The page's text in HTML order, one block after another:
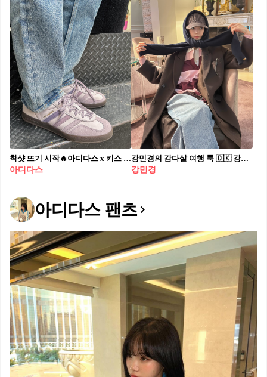
착샷 뜨기 시작🔥아디다스 x 키스 5월 13일 출시된 키스(Kith)와 아디다스(adidas) 협업 아이템이 화제가 되고 있습니다. 스페지알, 삼바, 가젤 등 아디다스의 대표 모델들이 키스만의 무드가 더해져 눈길을 사로잡고 있는데요. 예쁜 파스텔톤 컬러감부터 키스 로고 프린팅, 로프 끈, 다양한 삼선 컬러까지 세련되고 트렌디한 디테일들이 돋보이는 이번 협업 아이템은 출시와 동시에 뜨거운 반응을 얻고 있습니다. 퍼플, 민트 컬러 착샷부터 전 컬러 화보까지 슬라이드를 넘겨 확인해 보세요.
아디다스
강민경의 감다살 여행 룩 🇩🇰 강민경은 이번 여행에서도 특유의 감각적인 스타일링을 선보였는데요. 클래식한 무드에 러블리한 핑크 포인트까지 더해지니, 편안하면서도 스타일리시한 조합이 완성됐죠. 브라운 롱코트에 핑크 컬러 아이템들을 매치해 따뜻한 분위기를 연출했습니다. 특히 눈길을 끄는 건 핑크 스트라이프 럭비 티셔츠. 캐주얼한 무드지만, 단정한 카라 디테일 덕분에 브라운 코트와 조화롭게 어우러졌어요. 이 티셔츠는 강민경의 브랜드 아비에무아(Avie muah) 제품으로, 여유로운 핏과 부드러운 컬러감이 돋보이죠. 여기에 같은 톤의 아디다스 스페지알 핸드볼 클리어 핑크 컬러 운동화를 매치해 전체적인 컬러 밸런스를 맞춘 센스까지! 빈티지한 무드의 디자인에 핑크와 네이비 조합이 들어가, 단독으로 신어도 충분히 포인트 되는 아이템이죠. 가방 역시 심플하면서도 고급스러운 분위기로 마무리했는데요. 강민경이 선택한 미니 크로스백은 에르메스 미니 에르백, 누아(블랙) 컬러에 은장 하드웨어가 더해져 어떤 스타일에도 자연스럽게 스며드는 디자인이죠. 기존 에르백의 클래식한 실루엣을 미니 사이즈로 축소해 더욱 귀엽고 실용적인 아이템으로 완성됐어요. 출시가는 390만 원대. 브라운과 핑크의 조합, 이렇게 감각적으로 연출하면 너무 예쁘네요. 여러분도 여행 갈 때 참고할 만한 룩이 아닐까요? 💕
강민경
아디다스 팬츠